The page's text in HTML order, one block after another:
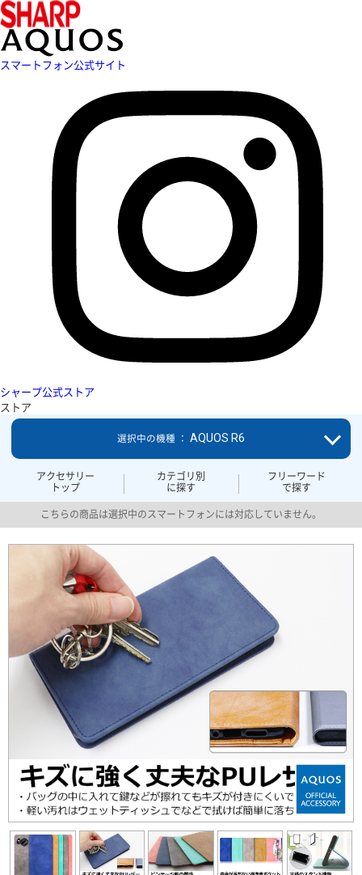
スマートフォン公式サイト
シャープ公式ストア
ストア
アクセサリー
トップ
カテゴリ別
に探す
フリーワード
で探す
選択中の機種 ： AQUOS R6
こちらの商品は選択中のスマートフォンには対応していません。